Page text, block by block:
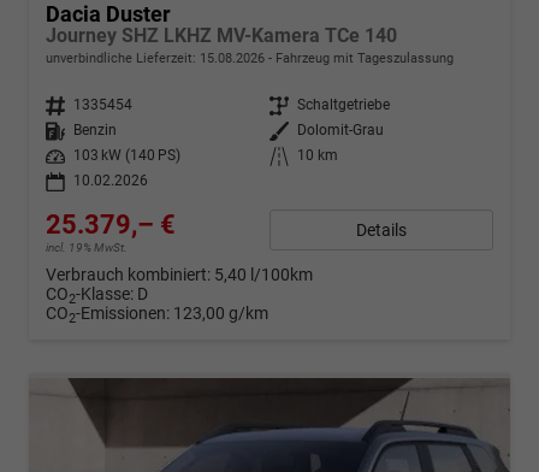
Dacia Duster
Journey SHZ LKHZ MV-Kamera TCe 140
unverbindliche Lieferzeit: 15.08.2026 Fahrzeug mit Tageszulassung
Fahrzeugnr. 1335454 Getriebe Schaltgetriebe
Kraftstoff
Benzin Außenfarbe
Dolomit-Grau
Leistung
103 kW (140 PS) Kilometerstand
10 km
10.02.2026
25.379,– €
incl. 19% MwSt.
Details
Verbrauch kombiniert: 5,40 l/100km
CO2-Klasse: D
CO2-Emissionen: 123,00 g/km